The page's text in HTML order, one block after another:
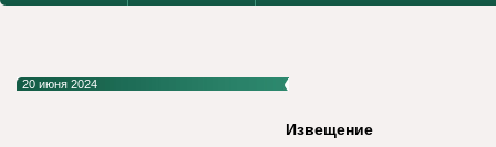
20 июня 2024
Извещение